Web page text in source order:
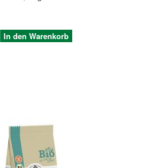
In den Warenkorb